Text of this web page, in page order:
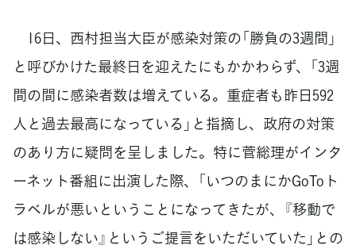
16日、西村担当大臣が感染対策の「勝負の3週間」
と呼びかけた最終日を迎えたにもかかわらず、「3週
間の間に感染者数は増えている。重症者も昨日592
人と過去最高になっている」と指摘し、政府の対策
のあり方に疑問を呈しました。特に菅総理がインタ
ーネット番組に出演した際、「いつのまにかGoToト
ラベルが悪いということになってきたが、『移動で
は感染しない』というご提言をいただいていた」との